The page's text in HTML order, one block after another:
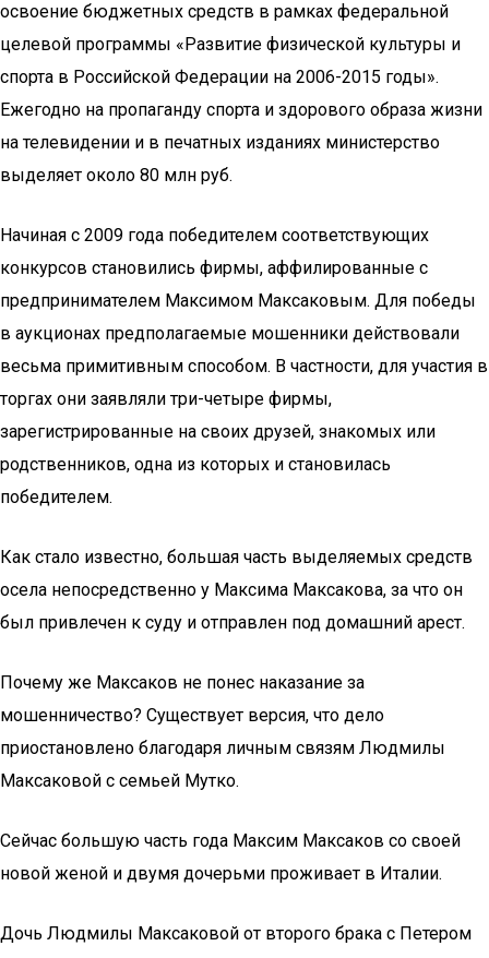
освоение бюджетных средств в рамках федеральной
целевой программы «Развитие физической культуры и
спорта в Российской Федерации на 2006-2015 годы».
Ежегодно на пропаганду спорта и здорового образа жизни
на телевидении и в печатных изданиях министерство
выделяет около 80 млн руб.
Начиная с 2009 года победителем соответствующих
конкурсов становились фирмы, аффилированные с
предпринимателем Максимом Максаковым. Для победы
в аукционах предполагаемые мошенники действовали
весьма примитивным способом. В частности, для участия в
торгах они заявляли три-четыре фирмы,
зарегистрированные на своих друзей, знакомых или
родственников, одна из которых и становилась
победителем.
Как стало известно, большая часть выделяемых средств
осела непосредственно у Максима Максакова, за что он
был привлечен к суду и отправлен под домашний арест.
Почему же Максаков не понес наказание за
мошенничество? Существует версия, что дело
приостановлено благодаря личным связям Людмилы
Максаковой с семьей Мутко.
Сейчас большую часть года Максим Максаков со своей
новой женой и двумя дочерьми проживает в Италии.
Дочь Людмилы Максаковой от второго брака с Петером